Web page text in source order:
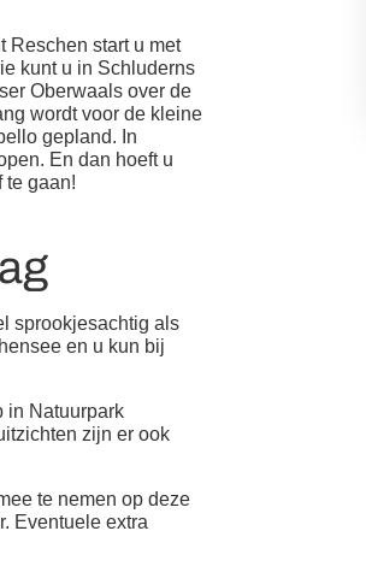
Reschen start u met
kunt u in Schluderns
Oberwaals over de
wordt voor de kleine
gepland. In
En dan hoeft u
te gaan!
sprookjesachtig als
en u kun bij
in Natuurpark
zijn er ook
te nemen op deze
Eventuele extra